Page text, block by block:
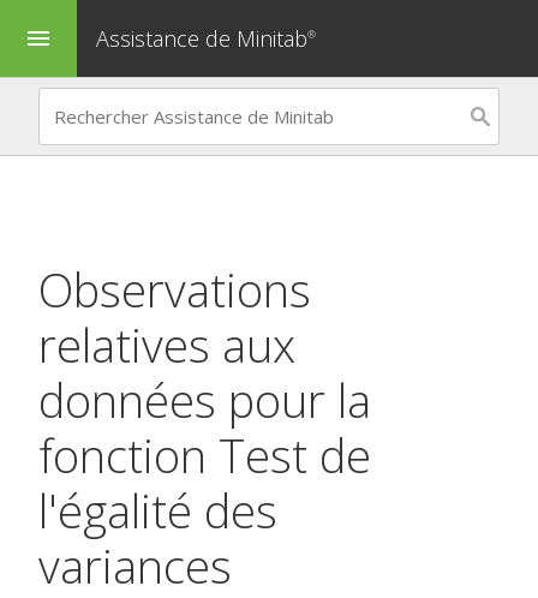
menu Assistance de Minitab®
Observations
relatives aux
données pour la
fonction Test de
l'égalité des
variances